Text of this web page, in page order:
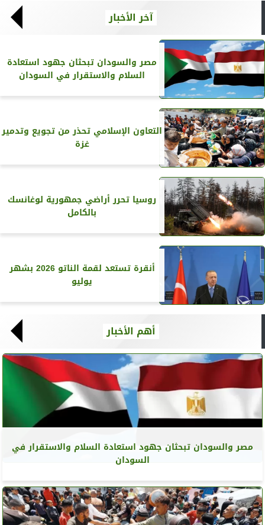
آخر الأخبار
مصر والسودان تبحثان جهود استعادة
السلام والاستقرار في السودان
التعاون الإسلامي تحذر من تجويع وتدمير
غزة
روسيا تحرر أراضي جمهورية لوغانسك
بالكامل
أنقرة تستعد لقمة الناتو 2026 بشهر
يوليو
أهم الأخبار
مصر والسودان تبحثان جهود استعادة السلام والاستقرار في
السودان